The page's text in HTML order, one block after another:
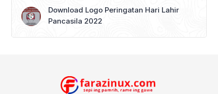
Download Logo Peringatan Hari Lahir
Pancasila 2022